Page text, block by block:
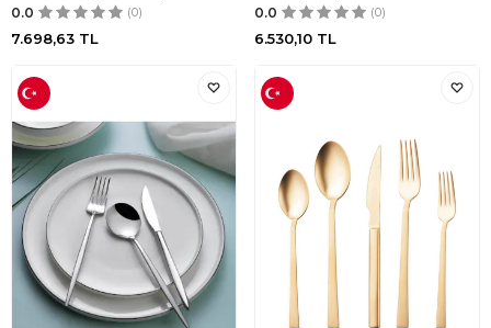
0.0 (0)
7.698,63 TL
0.0 (0)
6.530,10 TL